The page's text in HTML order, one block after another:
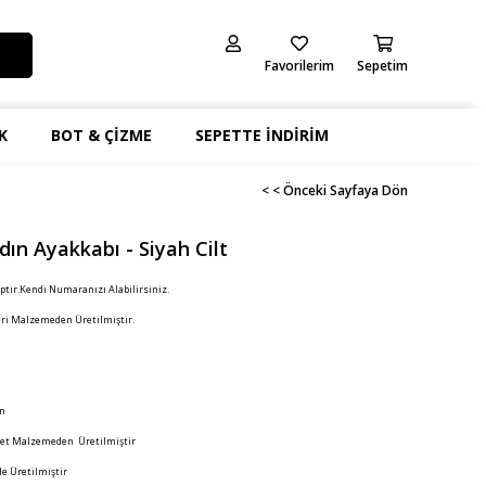
Sepetim
Favorilerim
BOT & ÇİZME SEPETTE İNDİRİM
< < Önceki Sayfaya Dön
Ayakkabı - Siyah Cilt
Numaranızı Alabilirsiniz.
Malzemeden Üretilmiştir.
Malzemeden Üretilmiştir
Üretilmiştir